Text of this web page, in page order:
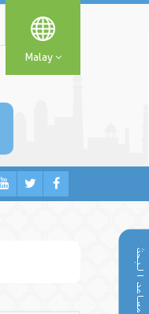
مساعد البحث
Malay